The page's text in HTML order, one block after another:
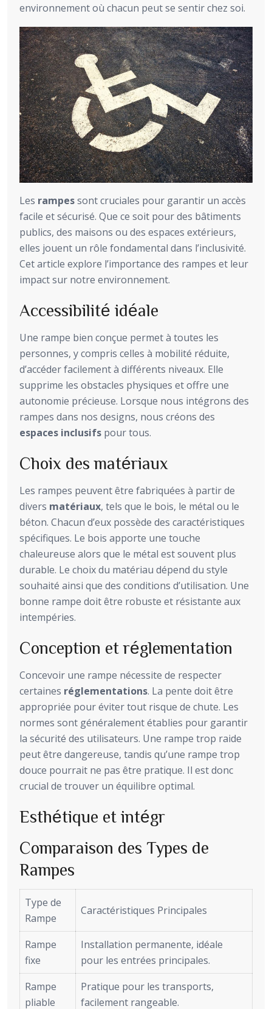
environnement où chacun peut se sentir chez soi.
Les rampessont cruciales pour garantir un accès
facile et sécurisé. Que ce soit pour des bâtiments
publics, des maisons ou des espaces extérieurs,
elles jouent un rôle fondamental dans l’inclusivité.
Cet article explore l’importance des rampes et leur
impact sur notre environnement.
Accessibilité idéale
Une rampe bien conçue permet à toutes les
personnes, y compris celles à mobilité réduite,
d’accéder facilement à différents niveaux. Elle
supprime les obstacles physiques et offre une
autonomie précieuse. Lorsque nous intégrons des
rampes dans nos designs, nous créons des
espaces inclusifs pour tous.
Choix des matériaux
Les rampes peuvent être fabriquées à partir de
divers matériaux, tels que le bois, le métal ou le
béton. Chacun d’eux possède des caractéristiques
spécifiques. Le bois apporte une touche
chaleureuse alors que le métal est souvent plus
durable. Le choix du matériau dépend du style
souhaité ainsi que des conditions d’utilisation. Une
bonne rampe doit être robuste et résistante aux
intempéries.
Conception et réglementation
Concevoir une rampe nécessite de respecter
certaines réglementations. La pente doit être
appropriée pour éviter tout risque de chute. Les
normes sont généralement établies pour garantir
la sécurité des utilisateurs. Une rampe trop raide
peut être dangereuse, tandis qu’une rampe trop
douce pourrait ne pas être pratique. Il est donc
crucial de trouver un équilibre optimal.
Esthétique et intégr
Comparaison des Types de
Rampes
Type de
Rampe
Caractéristiques Principales
Rampe
fixe
Installation permanente, idéale
pour les entrées principales.
Rampe
pliable
Pratique pour les transports,
facilement rangeable.